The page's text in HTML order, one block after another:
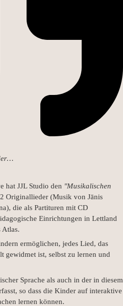
hat JJL Studio den "Musikalischen
Originallieder (Musik von Jānis
die als Partituren mit CD
Einrichtungen in Lettland
Atlas.
ermöglichen, jedes Lied, das
gewidmet ist, selbst zu lernen und
Sprache als auch in der in diesem
so dass die Kinder auf interaktive
lernen können.